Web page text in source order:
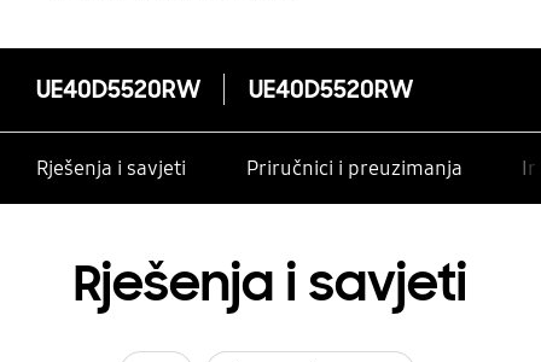
UE40D5520RW UE40D5520RW
Rješenja i savjeti Priručnici i preuzimanja
Rješenja i savjeti